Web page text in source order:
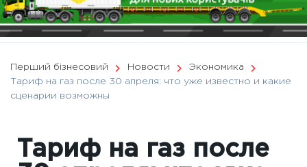
Перший бізнесовий Новости
Экономика
Тариф на газ после 30 апреля: что уже известно и какие
сценарии возможны
Тариф на газ после